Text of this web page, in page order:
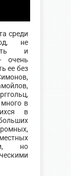
среди
не
и
очень
ее без
в
в
но